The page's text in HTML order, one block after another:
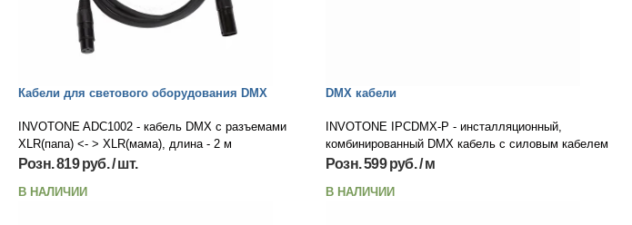
Кабели для светового оборудования DMX
INVOTONE ADC1002 - кабель DMX с разъемами
XLR(папа) <- > XLR(мама), длина - 2 м
Розн. 819 руб. / шт.
В НАЛИЧИИ
DMX кабели
INVOTONE IPCDMX-P - инсталляционный,
комбинированный DMX кабель c силовым кабелем
Розн. 599 руб. / м
В НАЛИЧИИ